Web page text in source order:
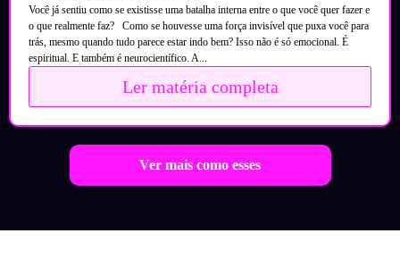
Você já sentiu como se existisse uma batalha interna entre o que você quer fazer e
o que realmente faz? Como se houvesse uma força invisível que puxa você para
trás, mesmo quando tudo parece estar indo bem? Isso não é só emocional. É
espiritual. E também é neurocientífico. A...
Ler matéria completa
Ver mais como esses